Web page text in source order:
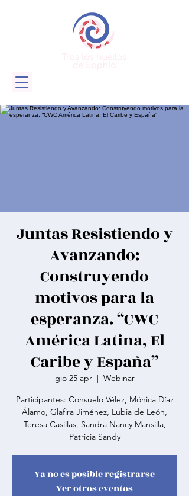
Juntas Resistiendo y
Avanzando:
Construyendo
motivos para la
esperanza. “CWC
América Latina, El
Caribe y España”
gio 25 apr
  |
Webinar
Participantes: Consuelo Vélez, Mónica Díaz
Álamo, Glafira Jiménez, Lubia de León,
Teresa Casillas, Sandra Nancy Mansilla,
Patricia Sandy
Ya no es posible registrarse
Ver otros eventos